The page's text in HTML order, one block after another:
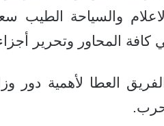
والسياحة الطيب
المحاور وتحرير
العطا لأهمية دور